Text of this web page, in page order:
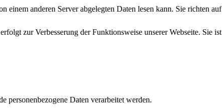
anderen Server abgelegten Daten lesen kann. Sie richten
zur Verbesserung der Funktionsweise unserer Webseite. Sie
personenbezogene Daten verarbeitet werden.